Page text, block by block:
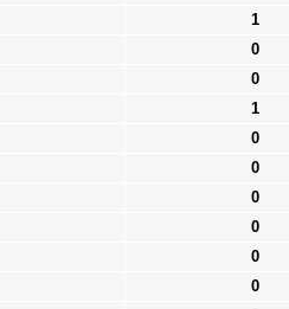
1
0
0
1
0
0
0
0
0
0